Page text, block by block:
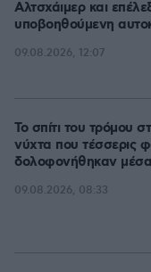
Αλτσχάιμερ και
υποβοηθούμενη
09.08.2026, 12:07
Το σπίτι του τρόμου
νύχτα που τέσσερις
δολοφονήθηκαν
09.08.2026, 08:33